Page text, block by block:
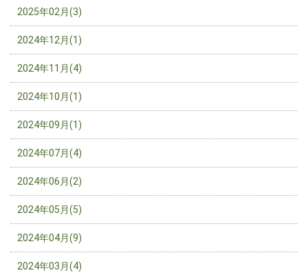
2025年02月(3)
2024年12月(1)
2024年11月(4)
2024年10月(1)
2024年09月(1)
2024年07月(4)
2024年06月(2)
2024年05月(5)
2024年04月(9)
2024年03月(4)